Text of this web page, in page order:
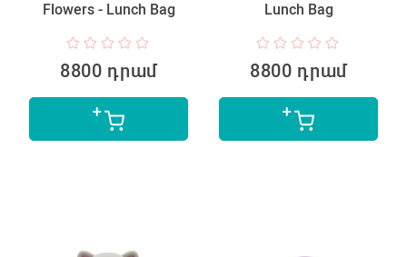
Flowers - Lunch Bag
8800 դրամ
Lunch Bag
8800 դրամ